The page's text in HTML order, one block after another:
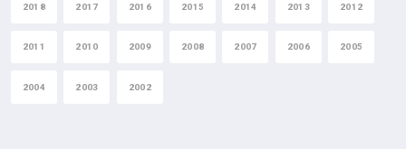
2018 2017 2016 2015 2014 2013 2012
2011 2010 2009 2008 2007 2006 2005
2004 2003 2002